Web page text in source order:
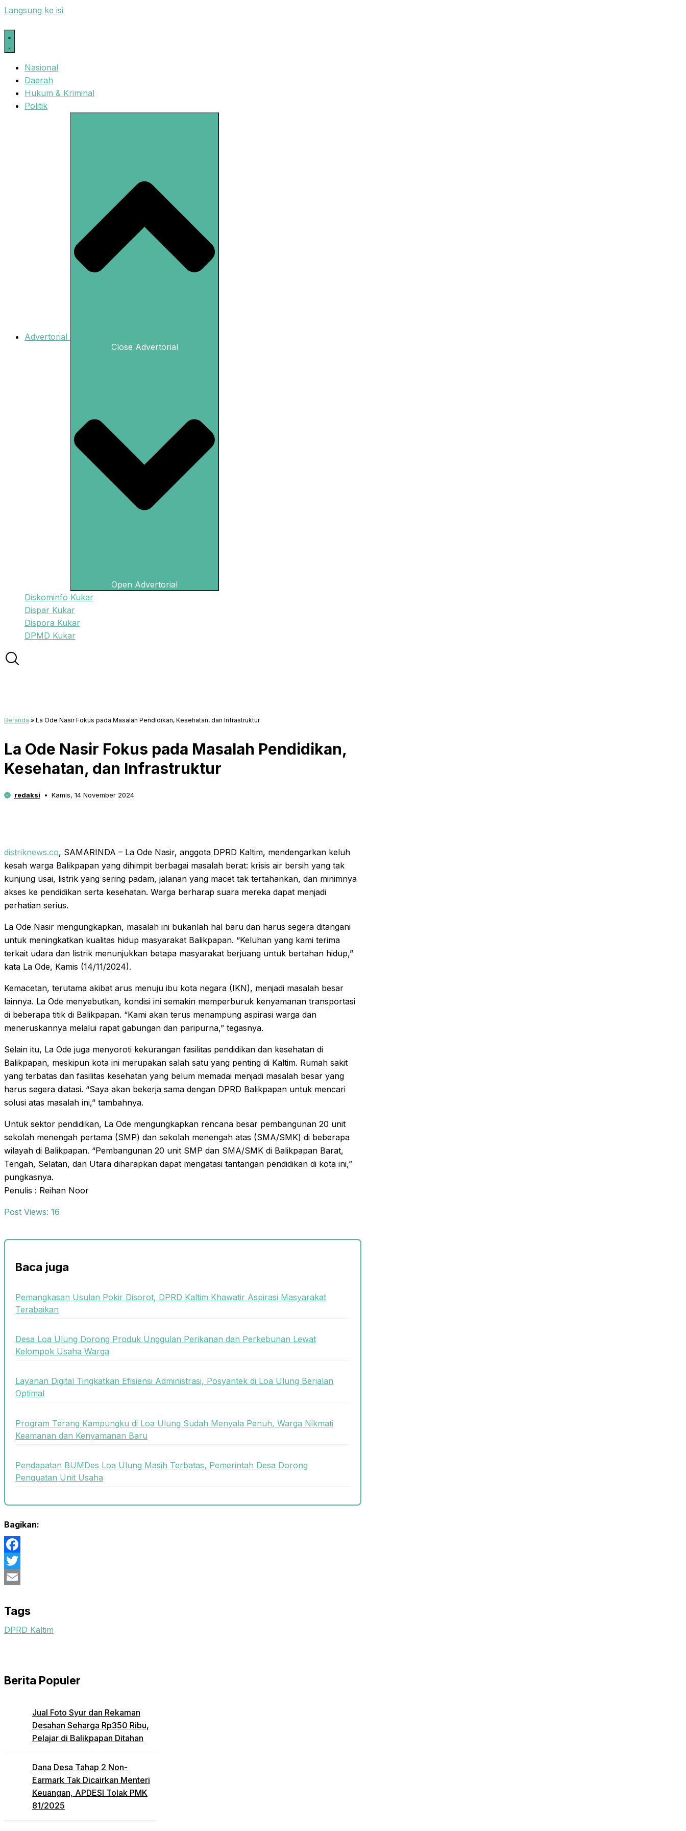
Langsung ke isi
Nasional
Daerah
Hukum & Kriminal
Politik
Advertorial
Close Advertorial
Open Advertorial
Diskominfo Kukar
Dispar Kukar
Dispora Kukar
DPMD Kukar
Beranda » La Ode Nasir Fokus pada Masalah Pendidikan, Kesehatan, dan Infrastruktur
La Ode Nasir Fokus pada Masalah Pendidikan,
Kesehatan, dan Infrastruktur
redaksi Kamis, 14 November 2024
distriknews.co, SAMARINDA – La Ode Nasir, anggota DPRD Kaltim, mendengarkan keluh
kesah warga Balikpapan yang dihimpit berbagai masalah berat: krisis air bersih yang tak
kunjung usai, listrik yang sering padam, jalanan yang macet tak tertahankan, dan minimnya
akses ke pendidikan serta kesehatan. Warga berharap suara mereka dapat menjadi
perhatian serius.
La Ode Nasir mengungkapkan, masalah ini bukanlah hal baru dan harus segera ditangani
untuk meningkatkan kualitas hidup masyarakat Balikpapan. “Keluhan yang kami terima
terkait udara dan listrik menunjukkan betapa masyarakat berjuang untuk bertahan hidup,”
kata La Ode, Kamis (14/11/2024).
Kemacetan, terutama akibat arus menuju ibu kota negara (IKN), menjadi masalah besar
lainnya. La Ode menyebutkan, kondisi ini semakin memperburuk kenyamanan transportasi
di beberapa titik di Balikpapan. “Kami akan terus menampung aspirasi warga dan
meneruskannya melalui rapat gabungan dan paripurna,” tegasnya.
Selain itu, La Ode juga menyoroti kekurangan fasilitas pendidikan dan kesehatan di
Balikpapan, meskipun kota ini merupakan salah satu yang penting di Kaltim. Rumah sakit
yang terbatas dan fasilitas kesehatan yang belum memadai menjadi masalah besar yang
harus segera diatasi. “Saya akan bekerja sama dengan DPRD Balikpapan untuk mencari
solusi atas masalah ini,” tambahnya.
Untuk sektor pendidikan, La Ode mengungkapkan rencana besar pembangunan 20 unit
sekolah menengah pertama (SMP) dan sekolah menengah atas (SMA/SMK) di beberapa
wilayah di Balikpapan. “Pembangunan 20 unit SMP dan SMA/SMK di Balikpapan Barat,
Tengah, Selatan, dan Utara diharapkan dapat mengatasi tantangan pendidikan di kota ini,”
pungkasnya.
Penulis : Reihan Noor
Post Views: 16
Baca juga
Pemangkasan Usulan Pokir Disorot, DPRD Kaltim Khawatir Aspirasi Masyarakat
Terabaikan
Desa Loa Ulung Dorong Produk Unggulan Perikanan dan Perkebunan Lewat
Kelompok Usaha Warga
Layanan Digital Tingkatkan Efisiensi Administrasi, Posyantek di Loa Ulung Berjalan
Optimal
Program Terang Kampungku di Loa Ulung Sudah Menyala Penuh, Warga Nikmati
Keamanan dan Kenyamanan Baru
Pendapatan BUMDes Loa Ulung Masih Terbatas, Pemerintah Desa Dorong
Penguatan Unit Usaha
Bagikan:
Facebook
Twitter
Tags
DPRD Kaltim
Berita Populer
Jual Foto Syur dan Rekaman
Desahan Seharga Rp350 Ribu,
Pelajar di Balikpapan Ditahan
Dana Desa Tahap 2 Non-
Earmark Tak Dicairkan Menteri
Keuangan, APDESI Tolak PMK
81/2025